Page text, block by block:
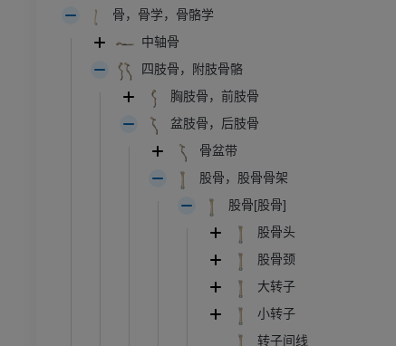
骨，骨学，骨骼学
中轴骨
四肢骨，附肢骨骼
胸肢骨，前肢骨
盆肢骨，后肢骨
骨盆带
股骨，股骨骨架
股骨[股骨]
股骨头
股骨颈
大转子
小转子
转子间线